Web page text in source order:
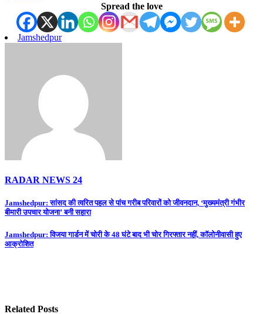
Spread the love
Jamshedpur
RADAR NEWS 24
Post
navigation
Jamshedpur: सांसद की त्वरित पहल से पांच गरीब परिवारों को जीवनदान, ‘मुख्यमंत्री गंभीर
बीमारी उपचार योजना’ बनी सहारा
Jamshedpur: विजया गार्डन में चोरी के 48 घंटे बाद भी चोर गिरफ्तार नहीं, कॉलोनीवासी हुए
आक्रोशित
Related Posts